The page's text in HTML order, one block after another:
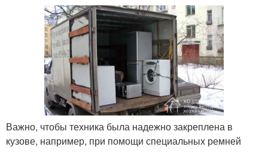
Важно, чтобы техника была надежно закреплена в
кузове, например, при помощи специальных ремней